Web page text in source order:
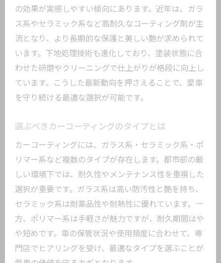
理想のカーコーティング店の選定ポイン
ト
施工実績から見るカーコーティングの信
頼性
カーコーティングで愛車の価値を保つ秘
動向
仕上がり重視ならカーコーティングの選び方
に注目
カーコーティングの仕上がりに差が出る
理由
下地処理が仕上がりを左右する重要ポイ
ント
の効果が実感しやすい傾向にあります。近年は、ガラ
ス系やセラミック系など高耐久なコーティング剤が主
流となり、より長期的な保護と美しい艶が求められて
います。下地処理技術も進化しており、塗装状態に合
わせた研磨やクリーニングで仕上がりが格段に向上し
ています。こうした最新動向を押さえることで、愛車
を守り続ける最適な選択が可能です。
選ぶべきカーコーティングのタイプとは
カーコーティングには、ガラス系・セラミック系・ポ
リマー系など複数のタイプが存在します。都市部の厳
しい環境下では、耐久性やメンテナンス性を重視した
選択が重要です。ガラス系は高い防汚性と艶を持ち、
セラミック系は耐薬品性や耐熱性に優れています。一
方、ポリマー系は手軽さが魅力ですが、耐久期間はや
や短めです。車の保管状況や使用頻度に合わせて、専
門店でヒアリングを受け、最適なタイプを選ぶことが